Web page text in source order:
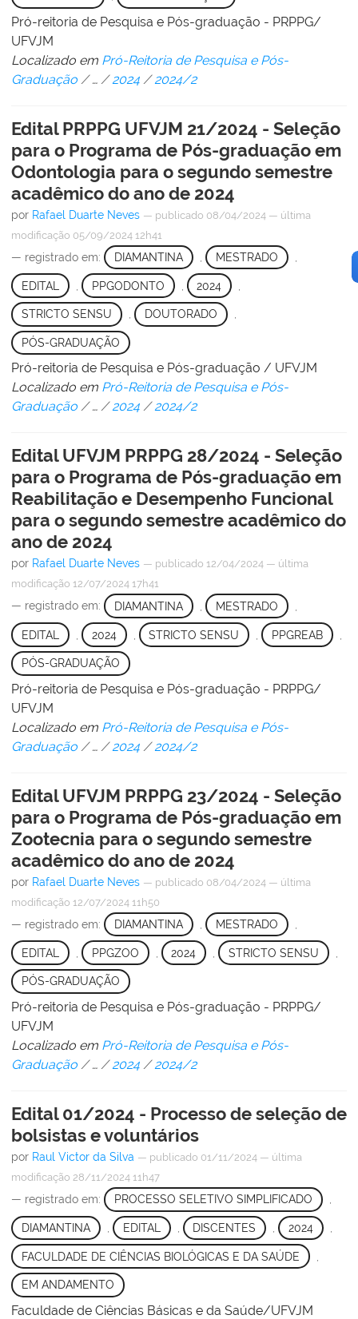
Pró-reitoria de Pesquisa e Pós-graduação - PRPPG/
UFVJM
Localizado em Pró-Reitoria de Pesquisa e Pós-
Graduação /… /2024 /2024/2
Edital PRPPG UFVJM 21/2024 - Seleção
para o Programa de Pós-graduação em
Odontologia para o segundo semestre
acadêmico do ano de 2024
por Rafael Duarte Neves — publicado 08/04/2024 — última
modificação 05/09/2024 12h41
— registrado em: DIAMANTINA MESTRADO
EDITAL PPGODONTO 2024
STRICTO SENSU , DOUTORADO ,
PÓS-GRADUAÇÃO
Pró-reitoria de Pesquisa e Pós-graduação / UFVJM
Localizado em Pró-Reitoria de Pesquisa e Pós-
Graduação /… /2024 /2024/2
Edital UFVJM PRPPG 28/2024 - Seleção
para o Programa de Pós-graduação em
Reabilitação e Desempenho Funcional
para o segundo semestre acadêmico do
ano de 2024
por Rafael Duarte Neves — publicado 12/04/2024 — última
modificação 12/07/2024 17h41
— registrado em: DIAMANTINA MESTRADO
EDITAL 2024 STRICTO SENSU , PPGREAB
PÓS-GRADUAÇÃO
Pró-reitoria de Pesquisa e Pós-graduação - PRPPG/
UFVJM
Localizado em Pró-Reitoria de Pesquisa e Pós-
Graduação /… /2024 /2024/2
Edital UFVJM PRPPG 23/2024 - Seleção
para o Programa de Pós-graduação em
Zootecnia para o segundo semestre
acadêmico do ano de 2024
por Rafael Duarte Neves — publicado 08/04/2024 — última
modificação 12/07/2024 11h50
— registrado em: DIAMANTINA MESTRADO
EDITAL PPGZOO 2024 , STRICTO SENSU
PÓS-GRADUAÇÃO
Pró-reitoria de Pesquisa e Pós-graduação - PRPPG/
UFVJM
Localizado em Pró-Reitoria de Pesquisa e Pós-
Graduação /… /2024 /2024/2
Edital 01/2024 - Processo de seleção de
bolsistas e voluntários
por Raul Victor da Silva — publicado 01/11/2024 — última
modificação 28/11/2024 11h47
— registrado em: PROCESSO SELETIVO SIMPLIFICADO
DIAMANTINA EDITAL DISCENTES , 2024
FACULDADE DE CIÊNCIAS BIOLÓGICAS E DA SAÚDE
EM ANDAMENTO
Faculdade de Ciências Básicas e da Saúde/UFVJM